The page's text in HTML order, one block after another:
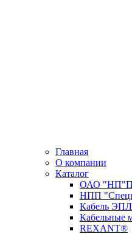
Главная
О компании
Каталог
ОАО
НПП
Кабель
Кабельные
REXANT®